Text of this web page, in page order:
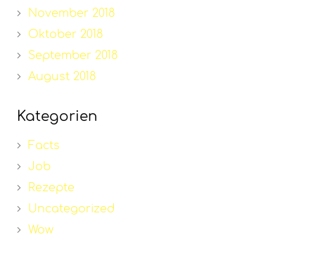
November 2018
Oktober 2018
September 2018
August 2018
Kategorien
Facts
Job
Rezepte
Uncategorized
Wow